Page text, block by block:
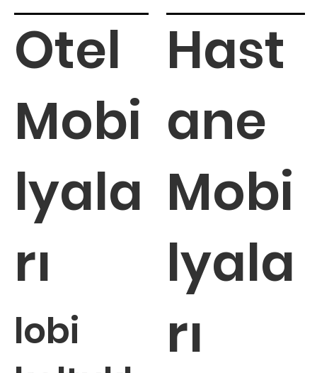
Otel
Mobi
lyala
rı
lobi
Hast
ane
Mobi
lyala
rı